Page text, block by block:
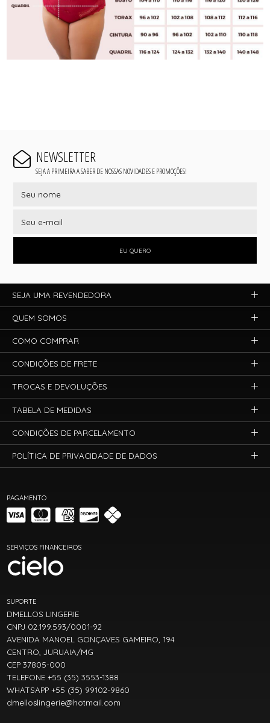
NEWSLETTER
SEJA A PRIMEIRA A SABER DE NOSSAS NOVIDADES E PROMOÇÕES!
EU QUERO
PAGAMENTO
SERVIÇOS FINANCEIROS
SUPORTE
DMELLOS LINGERIE
CNPJ 02.199.593/0001-92
AVENIDA MANOEL GONÇAVES GAMEIRO, 194
CENTRO, JURUAIA/MG
CEP 37805-000
TELEFONE +55 (35) 3553-1388
WHATSAPP +55 (35) 99102-9860
dmelloslingerie@hotmail.com
SEJA UMA REVENDEDORA
QUEM SOMOS
COMO COMPRAR
CONDIÇÕES DE FRETE
TROCAS E DEVOLUÇÕES
TABELA DE MEDIDAS
CONDIÇÕES DE PARCELAMENTO
POLÍTICA DE PRIVACIDADE DE DADOS